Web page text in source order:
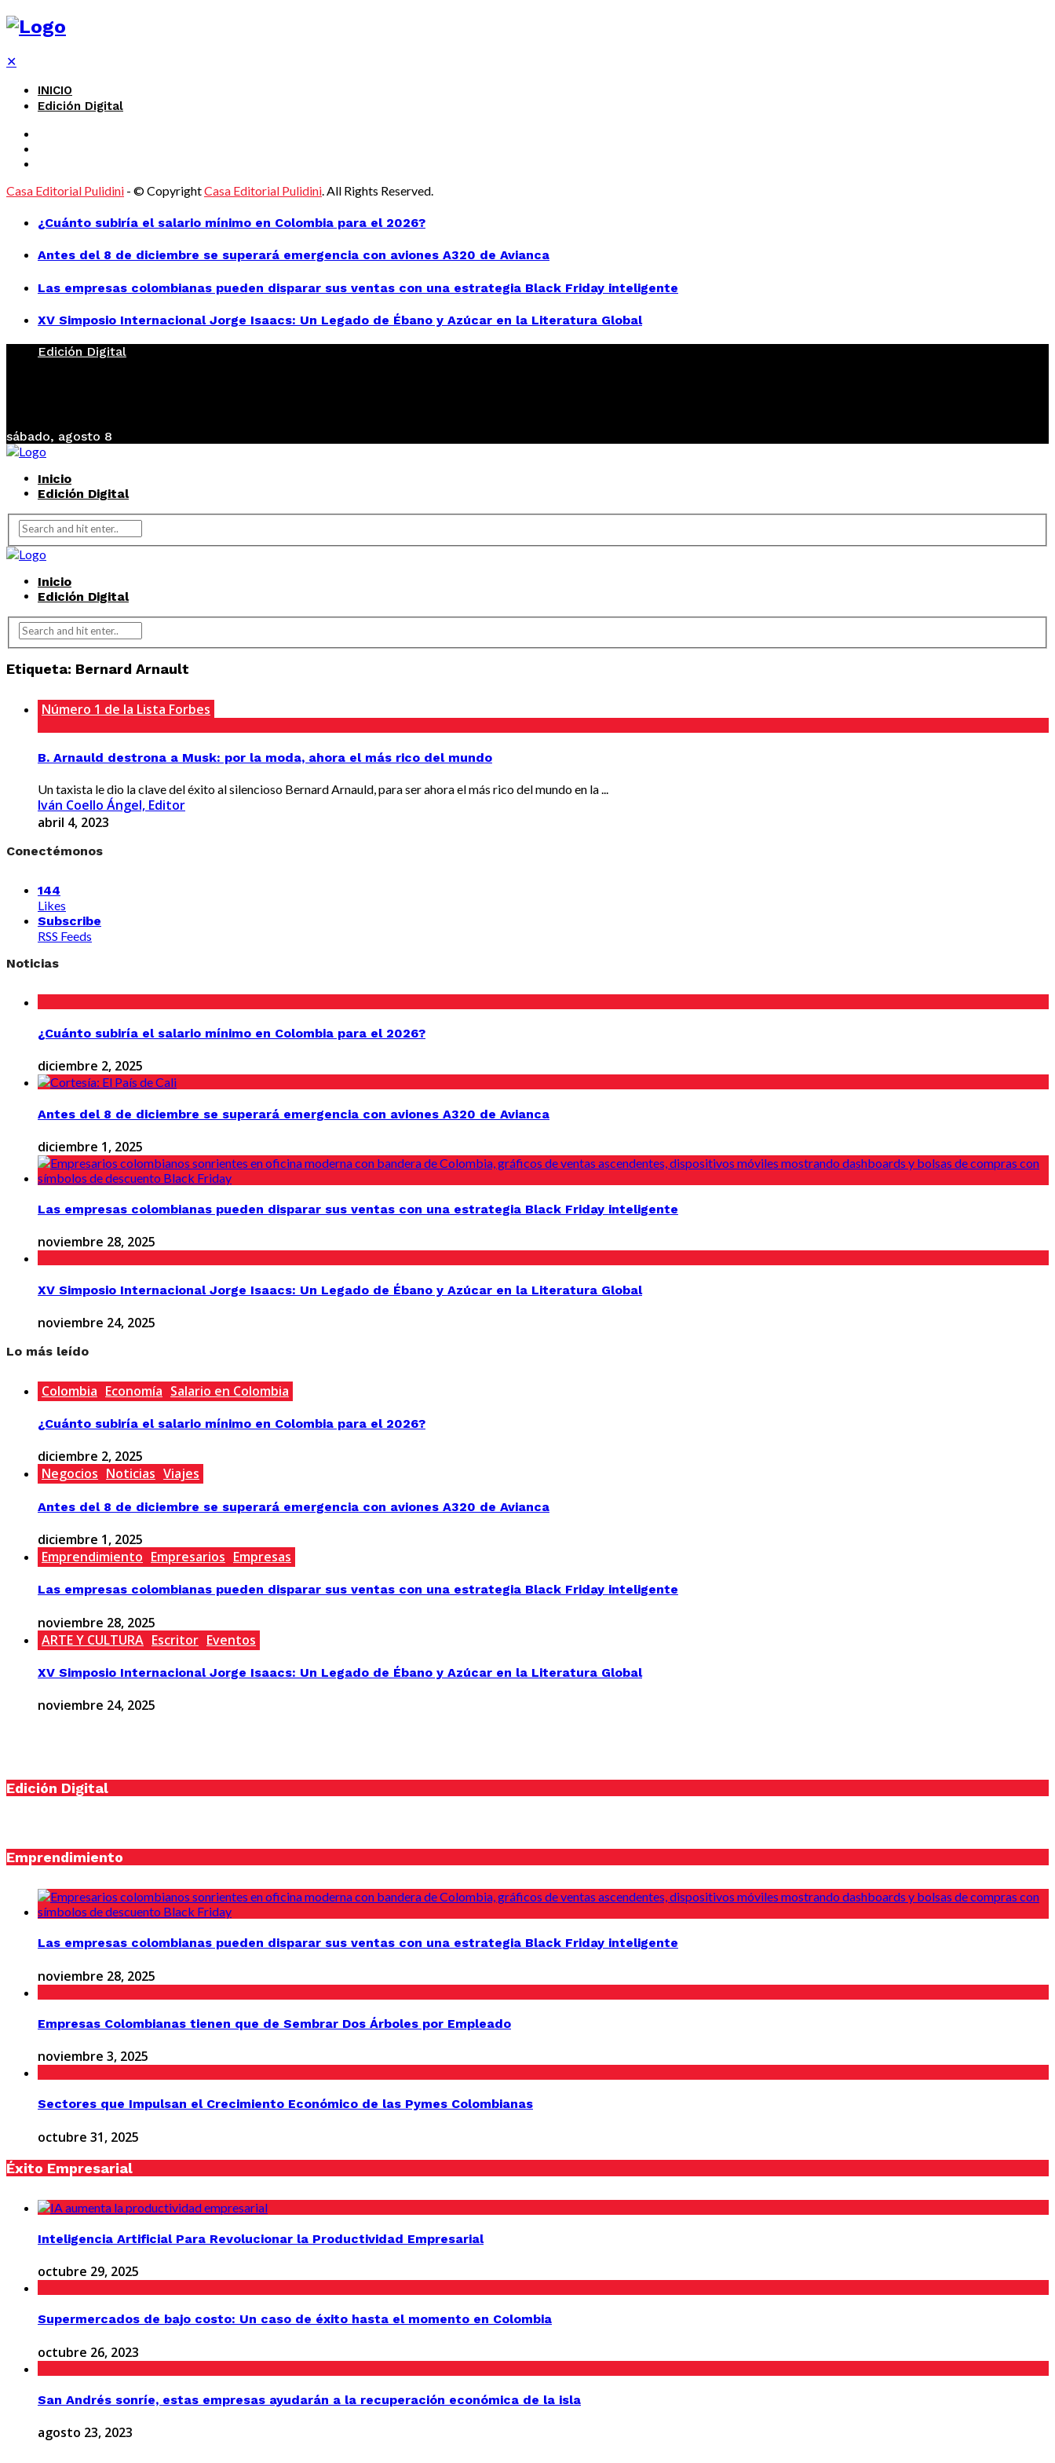
✕
INICIO
Edición Digital
Casa Editorial Pulidini - © CopyrightCasa Editorial Pulidini. All Rights Reserved.
¿Cuánto subiría el salario mínimo en Colombia para el 2026?
Antes del 8 de diciembre se superará emergencia con aviones A320 de Avianca
Las empresas colombianas pueden disparar sus ventas con una estrategia Black Friday inteligente
XV Simposio Internacional Jorge Isaacs: Un Legado de Ébano y Azúcar en la Literatura Global
Edición Digital
sábado, agosto 8
Inicio
Edición Digital
Inicio
Edición Digital
Etiqueta: Bernard Arnault
Número 1 de la Lista Forbes
B. Arnauld destrona a Musk: por la moda, ahora el más rico del mundo
Un taxista le dio la clave del éxito al silencioso Bernard Arnauld, para ser ahora el más rico del mundo en la ...
Iván Coello Ángel, Editor
abril 4, 2023
Conectémonos
144
Likes
Subscribe
RSS Feeds
Noticias
¿Cuánto subiría el salario mínimo en Colombia para el 2026?
diciembre 2, 2025
Antes del 8 de diciembre se superará emergencia con aviones A320 de Avianca
diciembre 1, 2025
Las empresas colombianas pueden disparar sus ventas con una estrategia Black Friday inteligente
noviembre 28, 2025
XV Simposio Internacional Jorge Isaacs: Un Legado de Ébano y Azúcar en la Literatura Global
noviembre 24, 2025
Lo más leído
Colombia Economía Salario en Colombia
¿Cuánto subiría el salario mínimo en Colombia para el 2026?
diciembre 2, 2025
Negocios Noticias Viajes
Antes del 8 de diciembre se superará emergencia con aviones A320 de Avianca
diciembre 1, 2025
Emprendimiento Empresarios Empresas
Las empresas colombianas pueden disparar sus ventas con una estrategia Black Friday inteligente
noviembre 28, 2025
ARTE Y CULTURA Escritor Eventos
XV Simposio Internacional Jorge Isaacs: Un Legado de Ébano y Azúcar en la Literatura Global
noviembre 24, 2025
Edición Digital
Emprendimiento
Las empresas colombianas pueden disparar sus ventas con una estrategia Black Friday inteligente
noviembre 28, 2025
Empresas Colombianas tienen que de Sembrar Dos Árboles por Empleado
noviembre 3, 2025
Sectores que Impulsan el Crecimiento Económico de las Pymes Colombianas
octubre 31, 2025
Éxito Empresarial
Inteligencia Artificial Para Revolucionar la Productividad Empresarial
octubre 29, 2025
Supermercados de bajo costo: Un caso de éxito hasta el momento en Colombia
octubre 26, 2023
San Andrés sonríe, estas empresas ayudarán a la recuperación económica de la isla
agosto 23, 2023